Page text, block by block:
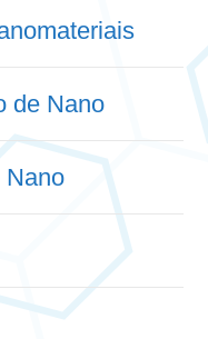
de Nano
Nano